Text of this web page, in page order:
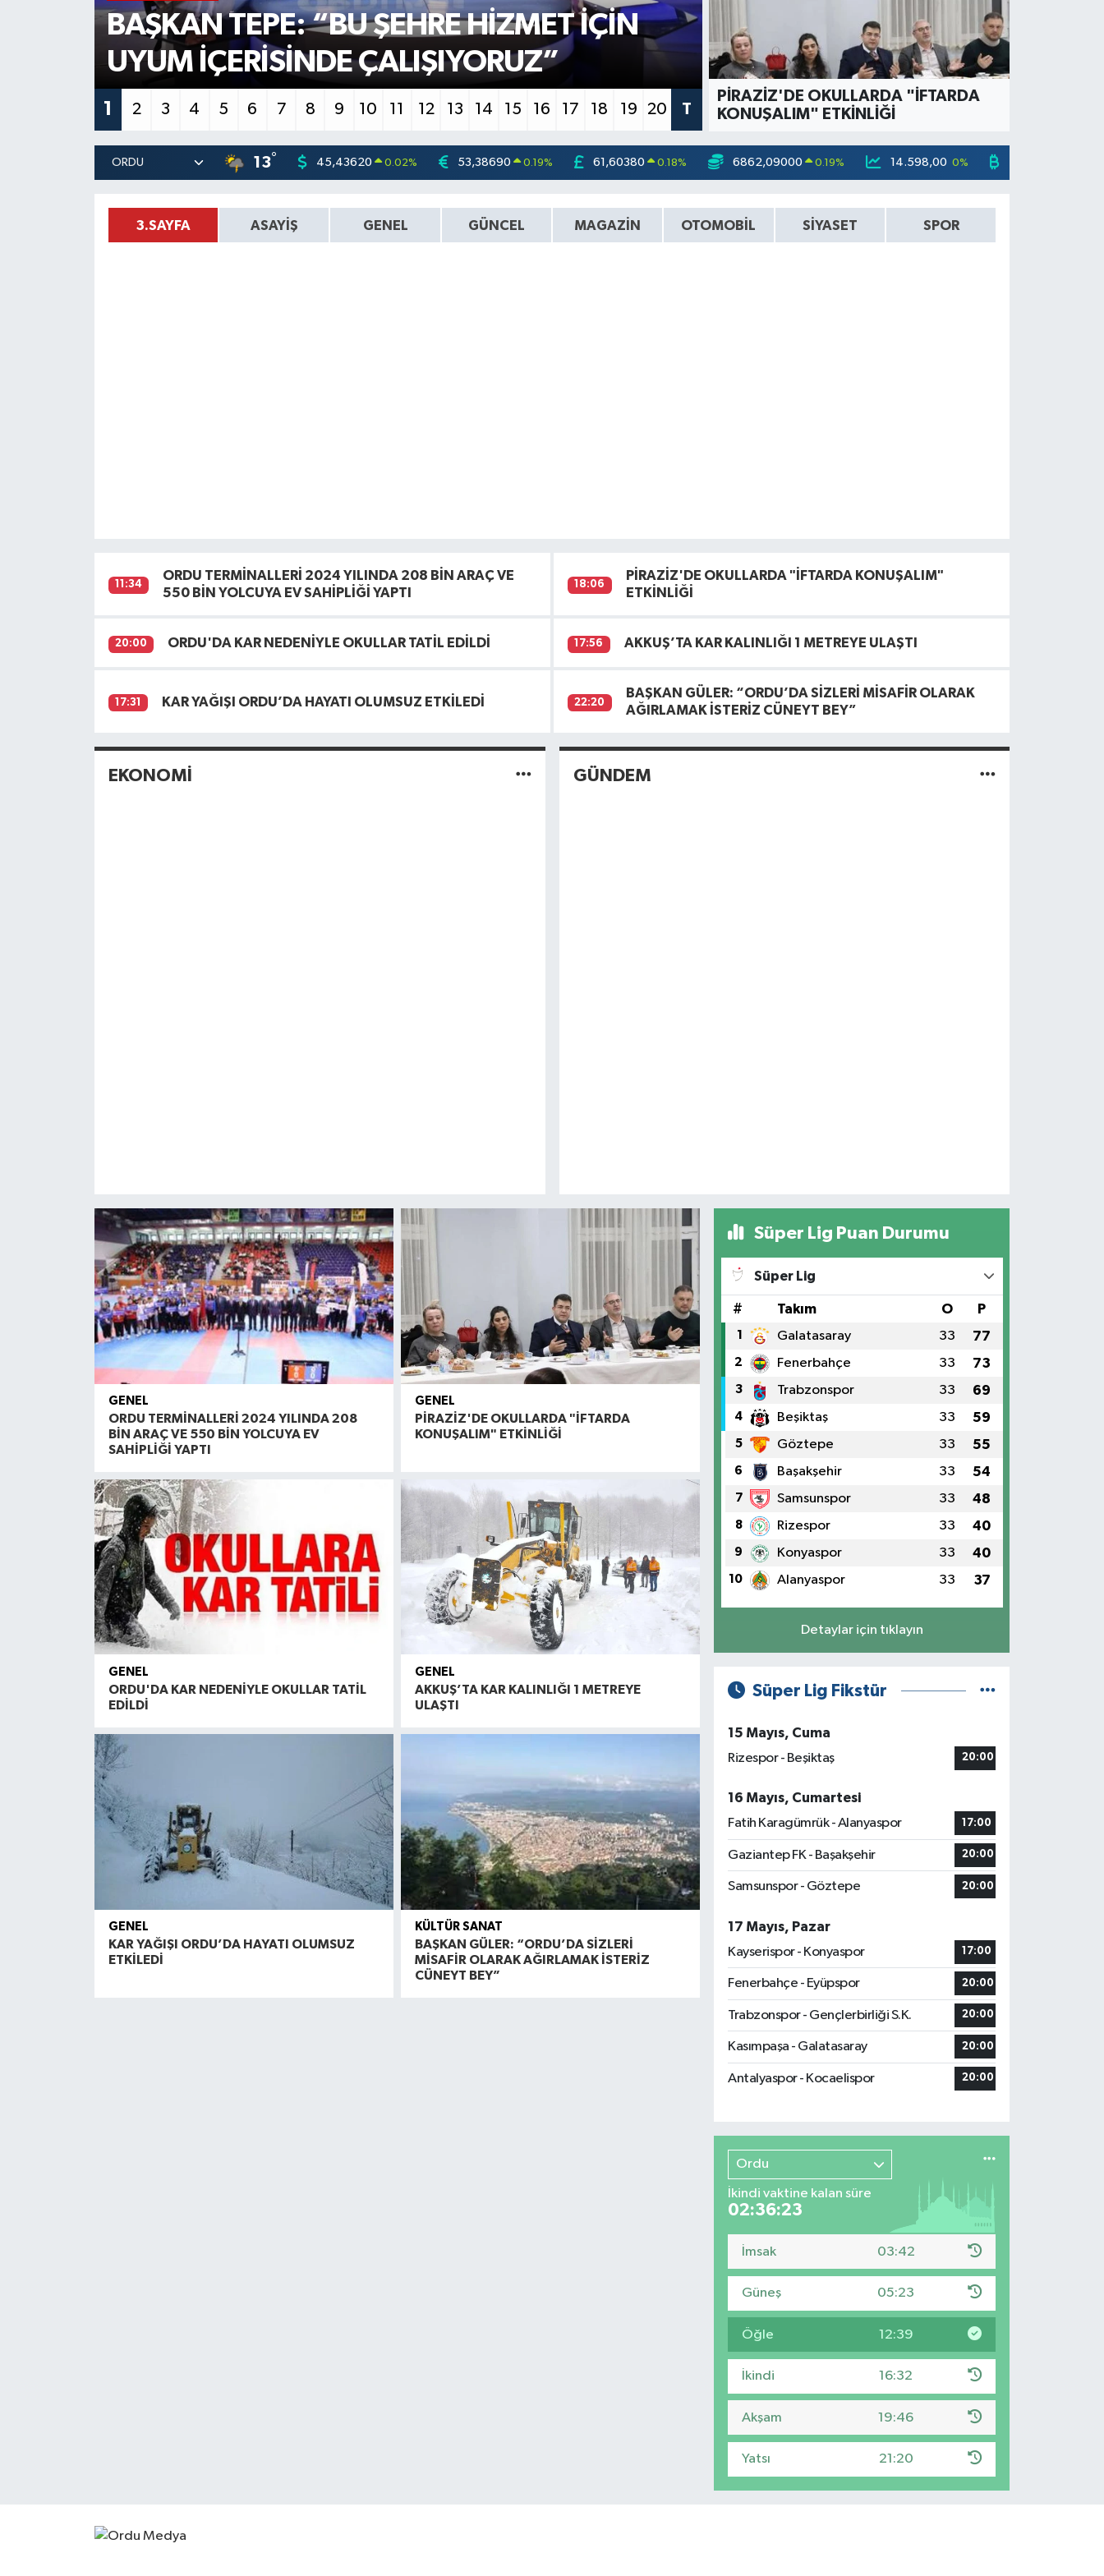
BAŞKAN TEPE: “BU ŞEHRE HİZMET İÇİN
UYUM İÇERİSİNDE ÇALIŞIYORUZ”
BAŞKAN GÜLER’DEN BERAT
MESAJI
1 2 3 4 5 6 7 8 9 10 11 12 13 14 15 16 17 18 19 20 T
PİRAZİZ'DE OKULLARDA "İFTARDA
KONUŞALIM" ETKİNLİĞİ
13° 45,43620 0.02% 53,38690 0.19% 61,60380 0.18% 6862,09000 0.19% 14.598,00 0%
3.SAYFA ASAYİŞ GENEL GÜNCEL MAGAZİN OTOMOBİL SİYASET SPOR
11:34
ORDU TERMİNALLERİ 2024 YILINDA 208 BİN ARAÇ VE
550 BİN YOLCUYA EV SAHİPLİĞİ YAPTI
18:06
PİRAZİZ'DE OKULLARDA "İFTARDA KONUŞALIM"
ETKİNLİĞİ
20:00 ORDU'DA KAR NEDENİYLE OKULLAR TATİL EDİLDİ 17:56 AKKUŞ’TA KAR KALINLIĞI 1 METREYE ULAŞTI
17:31 KAR YAĞIŞI ORDU’DA HAYATI OLUMSUZ ETKİLEDİ 22:20
BAŞKAN GÜLER: “ORDU’DA SİZLERİ MİSAFİR OLARAK
AĞIRLAMAK İSTERİZ CÜNEYT BEY”
EKONOMİ GÜNDEM
GENEL
ORDU TERMİNALLERİ 2024 YILINDA 208
BİN ARAÇ VE 550 BİN YOLCUYA EV
SAHİPLİĞİ YAPTI
GENEL
PİRAZİZ'DE OKULLARDA "İFTARDA
KONUŞALIM" ETKİNLİĞİ
GENEL
ORDU'DA KAR NEDENİYLE OKULLAR TATİL
EDİLDİ
GENEL
AKKUŞ’TA KAR KALINLIĞI 1 METREYE
ULAŞTI
GENEL
KAR YAĞIŞI ORDU’DA HAYATI OLUMSUZ
ETKİLEDİ
KÜLTÜR SANAT
BAŞKAN GÜLER: “ORDU’DA SİZLERİ
MİSAFİR OLARAK AĞIRLAMAK İSTERİZ
CÜNEYT BEY”
Süper Lig Puan Durumu
Süper Lig
# Takım O P
1 Galatasaray 33 77
2 Fenerbahçe 33 73
3 Trabzonspor 33 69
4 Beşiktaş 33 59
5 Göztepe 33 55
6 Başakşehir 33 54
7 Samsunspor 33 48
8 Rizespor 33 40
9 Konyaspor 33 40
10 Alanyaspor 33 37
Detaylar için tıklayın
Süper Lig Fikstür
15 Mayıs, Cuma
Rizespor - Beşiktaş
20:00
16 Mayıs, Cumartesi
Fatih Karagümrük - Alanyaspor
17:00
Gaziantep FK - Başakşehir 20:00
Samsunspor - Göztepe 20:00
17 Mayıs, Pazar
Kayserispor - Konyaspor
17:00
Fenerbahçe - Eyüpspor 20:00
Trabzonspor - Gençlerbirliği S.K. 20:00
Kasımpaşa - Galatasaray 20:00
Antalyaspor - Kocaelispor 20:00
Ordu
İkindi vaktine kalan süre
02:36:22
İmsak 03:42
Güneş 05:23
Öğle 12:39
İkindi 16:32
Akşam 19:46
Yatsı 21:20
MAGAZİN
OTOMOBİL